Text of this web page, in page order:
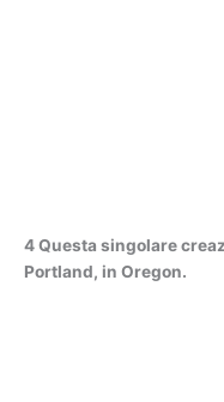
4 Questa singolare
Portland, in Oregon.